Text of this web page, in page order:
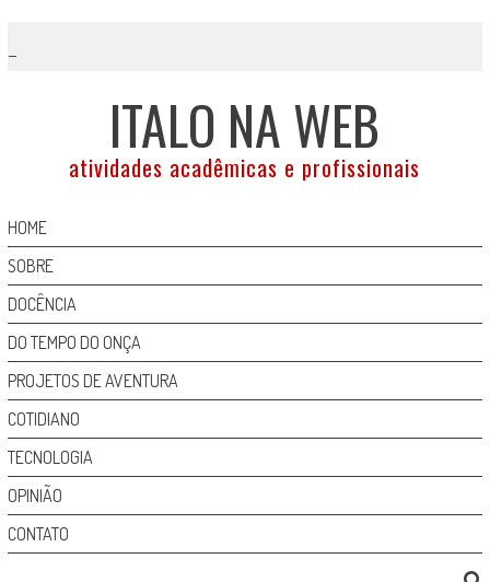
content
ITALO NA WEB
atividades acadêmicas e profissionais
HOME
SOBRE
DOCÊNCIA
DO TEMPO DO ONÇA
PROJETOS DE AVENTURA
COTIDIANO
TECNOLOGIA
OPINIÃO
CONTATO